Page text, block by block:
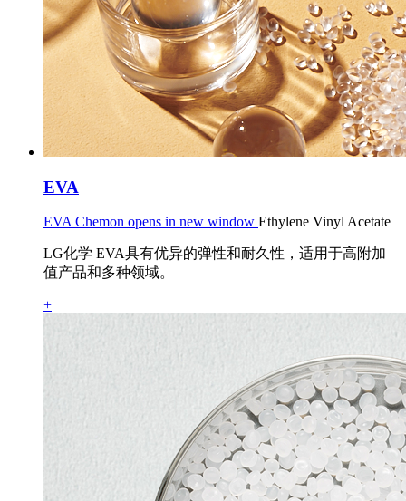
EVA
EVA Chemon opens in new window Ethylene Vinyl Acetate
LG化学 EVA具有优异的弹性和耐久性，适用于高附加
值产品和多种领域。
+